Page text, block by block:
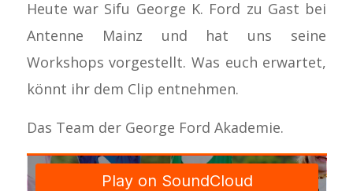
Heute war Sifu George K. Ford zu Gast bei
Antenne Mainz und hat uns seine
Workshops vorgestellt. Was euch erwartet,
könnt ihr dem Clip entnehmen.
Das Team der George Ford Akademie.